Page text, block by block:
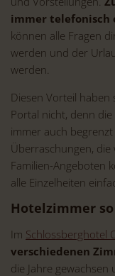
immer telefonisch
können alle Fragen
werden und der
werden.
Diesen Vorteil haben
Portal nicht, denn
immer auch
Überraschungen,
Familien-Angeboten
alle Einzelheiten
Hotelzimmer
Im Schlossberghotel
verschiedenen
die Jahre